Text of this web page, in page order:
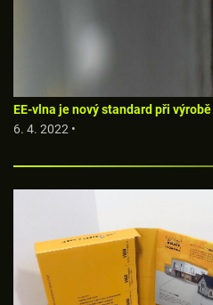
EE-vlna je nový standard při
6. 4. 2022 •